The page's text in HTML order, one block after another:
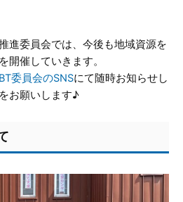
進委員会では、今後も地域資源を
開催していきます。
BT委員会のSNSにて随時お知らせし
お願いします♪